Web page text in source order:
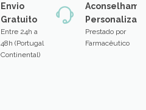
Envio
Gratuito
Entre 24h a
48h (Portugal
Continental)
Prestado por
Farmacêutico